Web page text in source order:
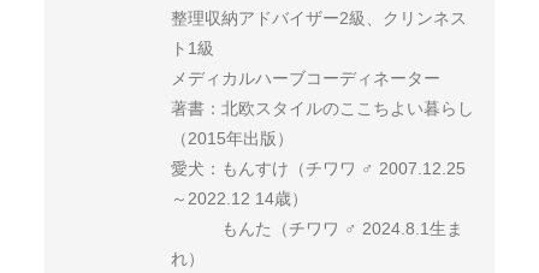
整理収納アドバイザー2級、クリンネス
ト1級
メディカルハーブコーディネーター
著書：北欧スタイルのここちよい暮らし
（2015年出版）
愛犬：もんすけ（チワワ ♂ 2007.12.25
～2022.12 14歳）
もんた（チワワ ♂ 2024.8.1生ま
れ）